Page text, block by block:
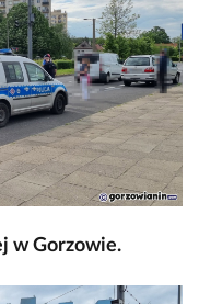
w Gorzowie.